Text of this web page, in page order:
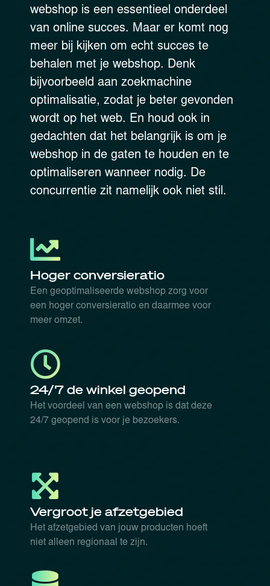
webshop is een essentieel onderdeel
van online succes. Maar er komt nog
meer bij kijken om echt succes te
behalen met je webshop. Denk
bijvoorbeeld aan zoekmachine
optimalisatie, zodat je beter gevonden
wordt op het web. En houd ook in
gedachten dat het belangrijk is om je
webshop in de gaten te houden en te
optimaliseren wanneer nodig. De
concurrentie zit namelijk ook niet stil.
Hoger conversieratio
Een geoptimaliseerde webshop zorg voor
een hoger conversieratio en daarmee voor
meer omzet.
24/7 de winkel geopend
Het voordeel van een webshop is dat deze
24/7 geopend is voor je bezoekers.
Vergroot je afzetgebied
Het afzetgebied van jouw producten hoeft
niet alleen regionaal te zijn.